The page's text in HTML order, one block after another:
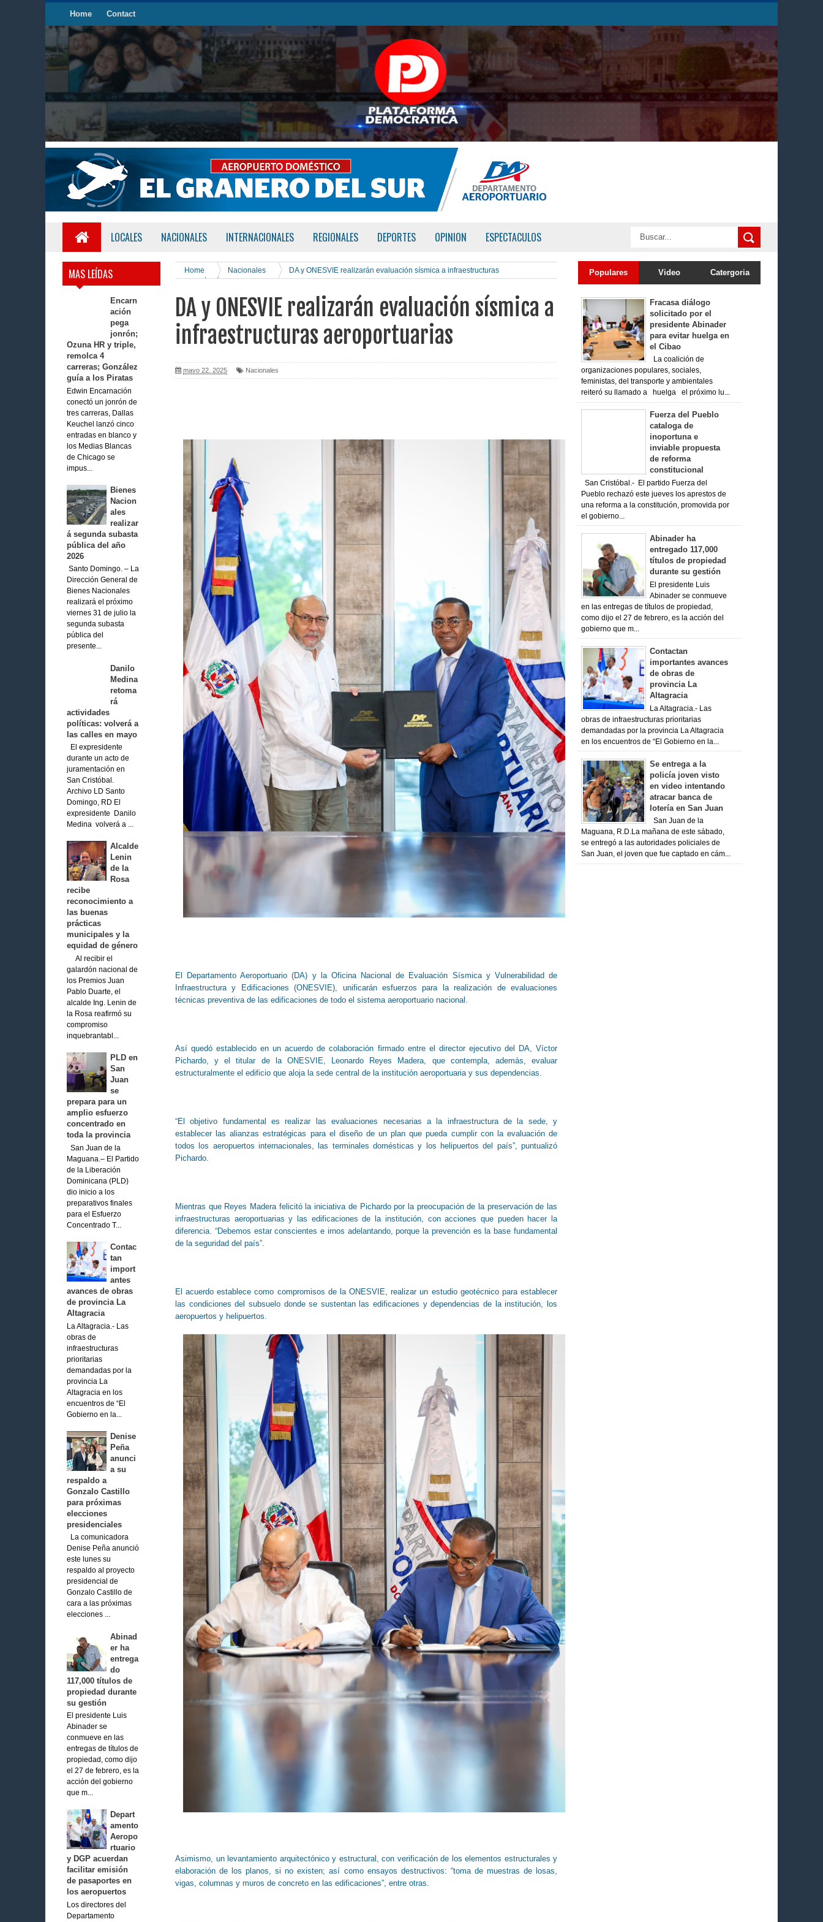
Home Contact
LOCALES NACIONALES INTERNACIONALES REGIONALES DEPORTES OPINION ESPECTACULOS
MAS LEÍDAS
Encarn
ación
pega
jonrón;
Ozuna HR y triple,
remolca 4
carreras; González
guía a los Piratas
Edwin Encarnación
conectó un jonrón de
tres carreras, Dallas
Keuchel lanzó cinco
entradas en blanco y
los Medias Blancas
de Chicago se
impus...
Bienes
Nacion
ales
realizar
á segunda subasta
pública del año
2026
Santo Domingo. – La
Dirección General de
Bienes Nacionales
realizará el próximo
viernes 31 de julio la
segunda subasta
pública del
presente...
Danilo
Medina
retoma
rá
actividades
políticas: volverá a
las calles en mayo
El expresidente
durante un acto de
juramentación en
San Cristóbal.
Archivo LD Santo
Domingo, RD El
expresidente Danilo
Medina volverá a ...
Alcalde
Lenin
de la
Rosa
recibe
reconocimiento a
las buenas
prácticas
municipales y la
equidad de género
Al recibir el
galardón nacional de
los Premios Juan
Pablo Duarte, el
alcalde Ing. Lenin de
la Rosa reafirmó su
compromiso
inquebrantabl...
PLD en
San
Juan
se
prepara para un
amplio esfuerzo
concentrado en
toda la provincia
San Juan de la
Maguana.– El Partido
de la Liberación
Dominicana (PLD)
dio inicio a los
preparativos finales
para el Esfuerzo
Concentrado T...
Contac
tan
import
antes
avances de obras
de provincia La
Altagracia
La Altagracia.- Las
obras de
infraestructuras
prioritarias
demandadas por la
provincia La
Altagracia en los
encuentros de “El
Gobierno en la...
Denise
Peña
anunci
a su
respaldo a
Gonzalo Castillo
para próximas
elecciones
presidenciales
La comunicadora
Denise Peña anunció
este lunes su
respaldo al proyecto
presidencial de
Gonzalo Castillo de
cara a las próximas
elecciones ...
Abinad
er ha
entrega
do
117,000 títulos de
propiedad durante
su gestión
El presidente Luis
Abinader se
conmueve en las
entregas de títulos de
propiedad, como dijo
el 27 de febrero, es la
acción del gobierno
que m...
Depart
amento
Aeropo
rtuario
y DGP acuerdan
facilitar emisión
de pasaportes en
los aeropuertos
Los directores del
Departamento
Home Nacionales
DA y ONESVIE realizarán evaluación sísmica a infraestructuras
aeroportuarias
DA y ONESVIE realizarán evaluación sísmica a
infraestructuras aeroportuarias
mayo 22, 2025 Nacionales
El Departamento Aeroportuario (DA) y la Oficina Nacional de Evaluación Sísmica y Vulnerabilidad de
Infraestructura y Edificaciones (ONESVIE), unificarán esfuerzos para la realización de evaluaciones
técnicas preventiva de las edificaciones de todo el sistema aeroportuario nacional.
Así quedó establecido en un acuerdo de colaboración firmado entre el director ejecutivo del DA, Víctor
Pichardo, y el titular de la ONESVIE, Leonardo Reyes Madera, que contempla, además, evaluar
estructuralmente el edificio que aloja la sede central de la institución aeroportuaria y sus dependencias.
“El objetivo fundamental es realizar las evaluaciones necesarias a la infraestructura de la sede, y
establecer las alianzas estratégicas para el diseño de un plan que pueda cumplir con la evaluación de
todos los aeropuertos internacionales, las terminales domésticas y los helipuertos del país”, puntualizó
Pichardo.
Mientras que Reyes Madera felicitó la iniciativa de Pichardo por la preocupación de la preservación de las
infraestructuras aeroportuarias y las edificaciones de la institución, con acciones que pueden hacer la
diferencia. “Debemos estar conscientes e irnos adelantando, porque la prevención es la base fundamental
de la seguridad del país”.
El acuerdo establece como compromisos de la ONESVIE, realizar un estudio geotécnico para establecer
las condiciones del subsuelo donde se sustentan las edificaciones y dependencias de la institución, los
aeropuertos y helipuertos.
Asimismo, un levantamiento arquitectónico y estructural, con verificación de los elementos estructurales y
elaboración de los planos, si no existen; así como ensayos destructivos: “toma de muestras de losas,
vigas, columnas y muros de concreto en las edificaciones”, entre otras.
Populares Video Catergoria
Fracasa diálogo
solicitado por el
presidente Abinader
para evitar huelga en
el Cibao
La coalición de
organizaciones populares, sociales,
feministas, del transporte y ambientales
reiteró su llamado a huelga el próximo lu...
Fuerza del Pueblo
cataloga de
inoportuna e
inviable propuesta
de reforma
constitucional
San Cristóbal.- El partido Fuerza del
Pueblo rechazó este jueves los aprestos de
una reforma a la constitución, promovida por
el gobierno...
Abinader ha
entregado 117,000
títulos de propiedad
durante su gestión
El presidente Luis
Abinader se conmueve
en las entregas de títulos de propiedad,
como dijo el 27 de febrero, es la acción del
gobierno que m...
Contactan
importantes avances
de obras de
provincia La
Altagracia
La Altagracia.- Las
obras de infraestructuras prioritarias
demandadas por la provincia La Altagracia
en los encuentros de “El Gobierno en la...
Se entrega a la
policía joven visto
en video intentando
atracar banca de
lotería en San Juan
San Juan de la
Maguana, R.D.La mañana de este sábado,
se entregó a las autoridades policiales de
San Juan, el joven que fue captado en cám...